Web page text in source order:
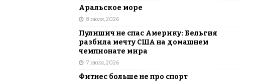
Аральское море
8 июля, 2026
Пулишич не спас Америку: Бельгия
разбила мечту США на домашнем
чемпионате мира
7 июля, 2026
Фитнес больше не про спорт